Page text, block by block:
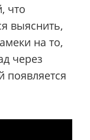
что
выяснить,
на то,
через
появляется